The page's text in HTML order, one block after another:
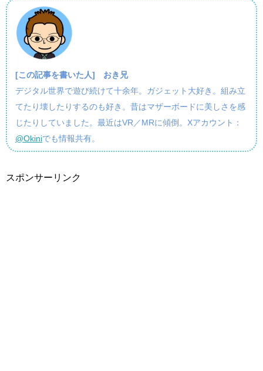
[この記事を書いた人] おき兄
デジタル世界で遊び続けて十余年。ガジェット大好き。組み立
てたり壊したりするのも好き。昔はマザーボードに美しさを感
じたりしていました。最近はVR／MRに傾倒。Xアカウント：
@Okiniでも情報共有。
スポンサーリンク